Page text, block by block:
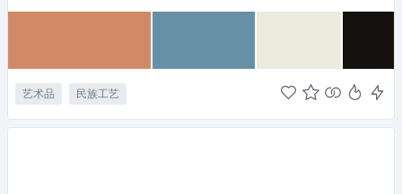
艺术品 民族工艺